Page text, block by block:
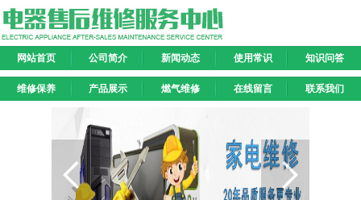
网站首页 公司简介 新闻动态 使用常识 知识问答
维修保养 产品展示 燃气维修 在线留言 联系我们